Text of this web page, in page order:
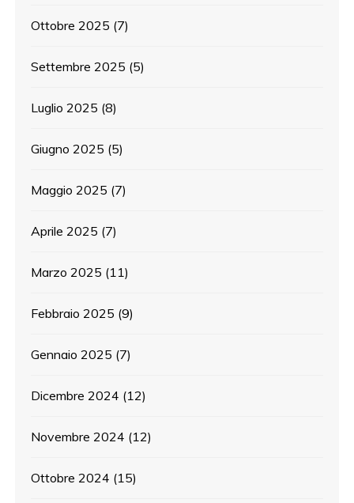
Ottobre 2025 (7)
Settembre 2025 (5)
Luglio 2025 (8)
Giugno 2025 (5)
Maggio 2025 (7)
Aprile 2025 (7)
Marzo 2025 (11)
Febbraio 2025 (9)
Gennaio 2025 (7)
Dicembre 2024 (12)
Novembre 2024 (12)
Ottobre 2024 (15)